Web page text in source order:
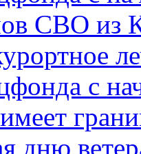
СВО из
с
дню